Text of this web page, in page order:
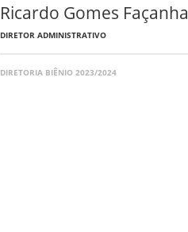
Ricardo Gomes Façanha
DIRETOR ADMINISTRATIVO
DIRETORIA BIÊNIO 2023/2024